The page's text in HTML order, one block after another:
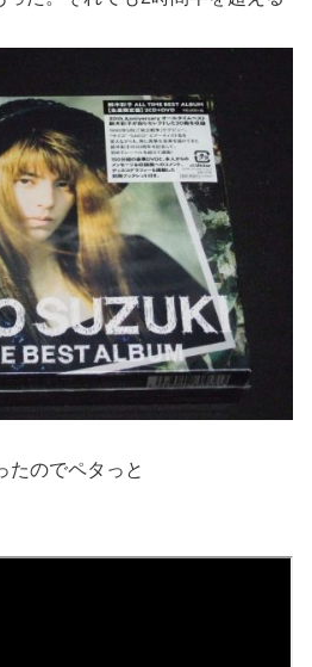
たのでペタっと